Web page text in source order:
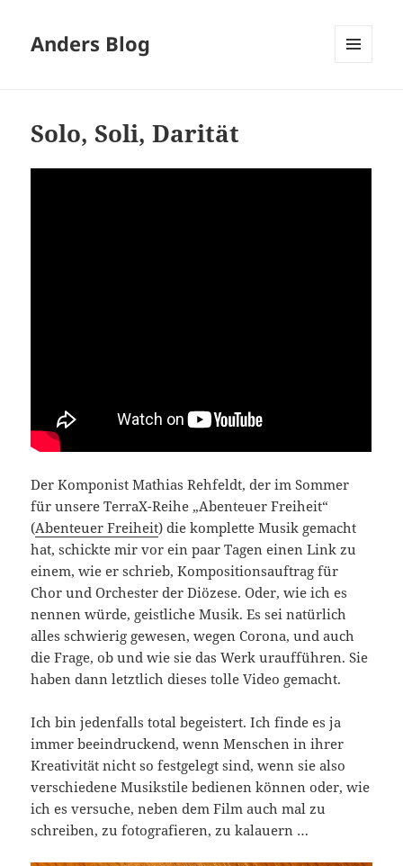
Anders Blog
Solo, Soli, Darität
Der Komponist Mathias Rehfeldt, der im Sommer
für unsere TerraX-Reihe „Abenteuer Freiheit“
(Abenteuer Freiheit) die komplette Musik gemacht
hat, schickte mir vor ein paar Tagen einen Link zu
einem, wie er schrieb, Kompositionsauftrag für
Chor und Orchester der Diözese. Oder, wie ich es
nennen würde, geistliche Musik. Es sei natürlich
alles schwierig gewesen, wegen Corona, und auch
die Frage, ob und wie sie das Werk uraufführen. Sie
haben dann letztlich dieses tolle Video gemacht.
Ich bin jedenfalls total begeistert. Ich finde es ja
immer beeindruckend, wenn Menschen in ihrer
Kreativität nicht so festgelegt sind, wenn sie also
verschiedene Musikstile bedienen können oder, wie
ich es versuche, neben dem Film auch mal zu
schreiben, zu fotografieren, zu kalauern …